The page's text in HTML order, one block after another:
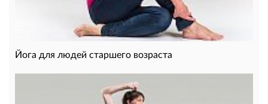
Йога для людей старшего возраста